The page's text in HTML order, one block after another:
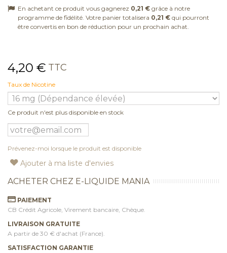
En achetant ce produit vous gagnerez 0,21 € grâce à notre
programme de fidélité. Votre panier totalisera 0,21 € qui pourront
être convertis en bon de réduction pour un prochain achat.
4,20 € TTC
Taux de Nicotine
Ce produit n'est plus disponible en stock
Prévenez-moi lorsque le produit est disponible
Ajouter à ma liste d'envies
ACHETER CHEZ E-LIQUIDE MANIA
PAIEMENT
CB Crédit Agricole, Virement bancaire, Chèque.
LIVRAISON GRATUITE
A partir de 30 € d'achat (France).
SATISFACTION GARANTIE